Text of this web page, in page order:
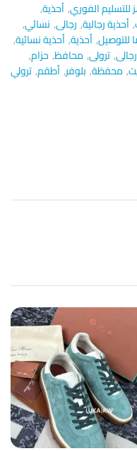
للتسليم الفوري,أحذية,
,أحذية رجالية, رجالى, نسائي,
,أحذية,أحذية نسائية,
رجالى,ترولى, محافظ, حزام,
, محفظة, بلوفر,أطقم,ترولي